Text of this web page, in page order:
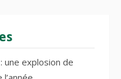
une explosion de